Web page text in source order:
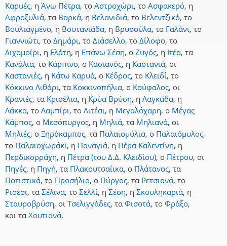
Καρυές, η Άνω Πέτρα, το Αστροχώρι, το Ασφακερό, η
Αφροξυλιά, τα Βαρκά, η Βελανιδιά, το Βελεντζικό, το
Βουλιαγμένο, η Βουτανιάδα, η Βρυσούλα, το Γαλάνι, το
Γιαννιώτι, το Δημάρι, το Διάσελλο, το Δίλοφο, το
Διχομοίρι, η Ελάτη, η Επάνω Σέση, ο Ζυγός, η Ιτέα, τα
Κανάλια, το Κάρπινο, ο Κασιανός, η Καστανιά, οι
Καστανιές, η Κάτω Καρυά, ο Κέδρος, το Κλειδί, το
Κόκκινο Λιθάρι, τα Κοκκινοπήλια, ο Κούφαλος, οι
Κρανιές, τα Κρισέλια, η Κρύα Βρύση, η Λαγκάδα, η
Λάκκα, το Λαμπίρι, το Λιτέσι, η Μεγαλόχαρη, ο Μέγας
Κάμπος, ο Μεσόπυργος, η Μηλιά, τα Μηλιανά, οι
Μηλιές, ο Ξηρόκαμπος, τα Παλαιομύλια, ο Παλαιόμυλος,
το Παλαιοχωράκι, η Παναγιά, η Πέρα Καλεντίνη, η
Περδικορράχη, η Πέτρα (του Δ.Δ. Κλειδίου), ο Πέτρου, οι
Πηγές, η Πηγή, τα Πλακουτσαίικα, ο Πλάτανος, τα
Ποτιστικά, τα Προσήλια, ο Πύργος, τα Ρετσιανά, το
Ρισέσι, τα Σέλινα, το Σελλί, η Σέση, η Σκουληκαριά, η
Σταυροβρύση, οι Τσελιγγάδες, τα Φισοτά, το Φράξο,
και τα Χουτιανά.